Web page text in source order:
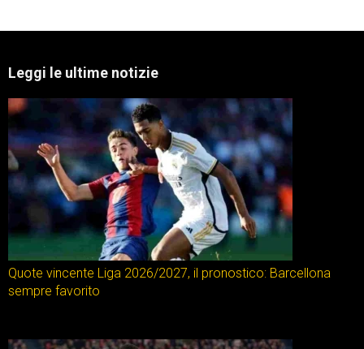
Leggi le ultime notizie
Quote vincente Liga 2026/2027, il pronostico: Barcellona
sempre favorito